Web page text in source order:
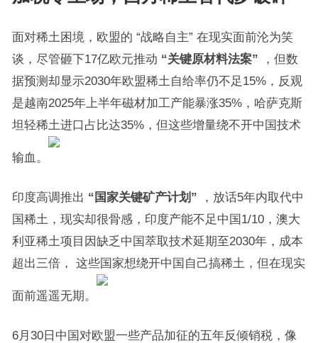
面对稀土困境，欧盟的 “战略自主” 在现实面前沦为笑
谈，尽管砸下17亿欧元推动 “关键原材料法案”
，但数
据预测却显示2030年欧盟稀土自给率仍不足15%，反观
是越南2025年上半年磁材加工产能暴涨35%，哈萨克斯
坦轻稀土进口占比达35%，但这些增量绕不开中国技术
输血。
印度高调推出 “国家关键矿产计划”
，放话5年内取代中
国稀土，现实却很骨感，印度产能不足中国1/10，澳大
利亚稀土项目因缺乏中国萃取技术延期至2030年，成本
超出三倍， 这些国家想绕开中国自己搞稀土，但在现实
面前遥遥无期。
6月30日中国对欧盟一些产品加征的五年反倾销税，像